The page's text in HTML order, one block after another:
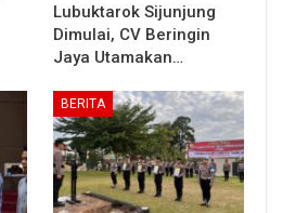
Lubuktarok Sijunjung
Dimulai, CV Beringin
Jaya Utamakan…
BERITA